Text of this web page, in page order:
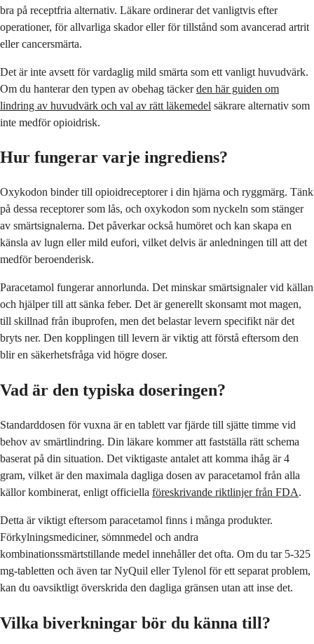
bra på receptfria alternativ. Läkare ordinerar det vanligtvis efter
operationer, för allvarliga skador eller för tillstånd som avancerad artrit
eller cancersmärta.
Det är inte avsett för vardaglig mild smärta som ett vanligt huvudvärk.
Om du hanterar den typen av obehag täckerden här guiden om
lindring av huvudvärk och val av rätt läkemedel säkrare alternativ som
inte medför opioidrisk.
Hur fungerar varje ingrediens?
Oxykodon binder till opioidreceptorer i din hjärna och ryggmärg. Tänk
på dessa receptorer som lås, och oxykodon som nyckeln som stänger
av smärtsignalerna. Det påverkar också humöret och kan skapa en
känsla av lugn eller mild eufori, vilket delvis är anledningen till att det
medför beroenderisk.
Paracetamol fungerar annorlunda. Det minskar smärtsignaler vid källan
och hjälper till att sänka feber. Det är generellt skonsamt mot magen,
till skillnad från ibuprofen, men det belastar levern specifikt när det
bryts ner. Den kopplingen till levern är viktig att förstå eftersom den
blir en säkerhetsfråga vid högre doser.
Vad är den typiska doseringen?
Standarddosen för vuxna är en tablett var fjärde till sjätte timme vid
behov av smärtlindring. Din läkare kommer att fastställa rätt schema
baserat på din situation. Det viktigaste antalet att komma ihåg är 4
gram, vilket är den maximala dagliga dosen av paracetamol från alla
källor kombinerat, enligt officiella föreskrivande riktlinjer från FDA.
Detta är viktigt eftersom paracetamol finns i många produkter.
Förkylningsmediciner, sömnmedel och andra
kombinationssmärtstillande medel innehåller det ofta. Om du tar 5-325
mg-tabletten och även tar NyQuil eller Tylenol för ett separat problem,
kan du oavsiktligt överskrida den dagliga gränsen utan att inse det.
Vilka biverkningar bör du känna till?